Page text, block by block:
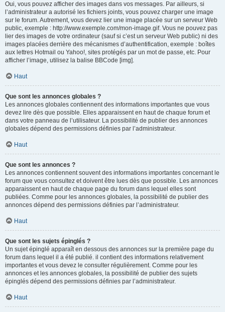
Oui, vous pouvez afficher des images dans vos messages. Par ailleurs, si
l’administrateur a autorisé les fichiers joints, vous pouvez charger une image
sur le forum. Autrement, vous devez lier une image placée sur un serveur Web
public, exemple : http://www.exemple.com/mon-image.gif. Vous ne pouvez pas
lier des images de votre ordinateur (sauf si c’est un serveur Web public) ni des
images placées derrière des mécanismes d’authentification, exemple : boîtes
aux lettres Hotmail ou Yahoo!, sites protégés par un mot de passe, etc. Pour
afficher l’image, utilisez la balise BBCode [img].
Haut
Que sont les annonces globales ?
Les annonces globales contiennent des informations importantes que vous
devez lire dès que possible. Elles apparaissent en haut de chaque forum et
dans votre panneau de l’utilisateur. La possibilité de publier des annonces
globales dépend des permissions définies par l’administrateur.
Haut
Que sont les annonces ?
Les annonces contiennent souvent des informations importantes concernant le
forum que vous consultez et doivent être lues dès que possible. Les annonces
apparaissent en haut de chaque page du forum dans lequel elles sont
publiées. Comme pour les annonces globales, la possibilité de publier des
annonces dépend des permissions définies par l’administrateur.
Haut
Que sont les sujets épinglés ?
Un sujet épinglé apparaît en dessous des annonces sur la première page du
forum dans lequel il a été publié. il contient des informations relativement
importantes et vous devez le consulter régulièrement. Comme pour les
annonces et les annonces globales, la possibilité de publier des sujets
épinglés dépend des permissions définies par l’administrateur.
Haut